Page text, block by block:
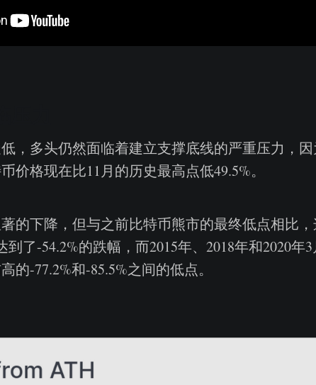
，多头仍然面临着建立支撑底线的严重压力，
价格现在比11月的历史最高点低49.5%。
的下降，但与之前比特币熊市的最终低点相比
到了-54.2%的跌幅，而2015年、2018年和2020年
的-77.2%和-85.5%之间的低点。